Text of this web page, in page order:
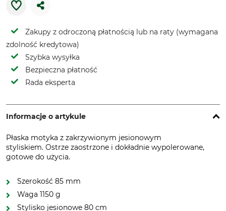
Zakupy z odroczoną płatnością lub na raty (wymagana
zdolność kredytowa)
Szybka wysyłka
Bezpieczna płatność
Rada eksperta
Informacje o artykule
Płaska motyka z zakrzywionym jesionowym
styliskiem. Ostrze zaostrzone i dokładnie wypolerowane,
gotowe do użycia.
Szerokość 85 mm
Waga 1150 g
Stylisko jesionowe 80 cm